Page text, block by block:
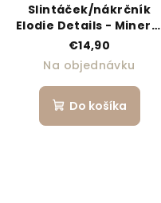
Slintáček/nákrčník
Elodie Details - Mineral
Green
€14,90
Na objednávku
Do košíka